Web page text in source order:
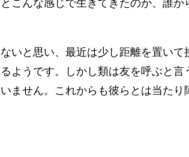
と思い、最近は少し距離を置いて
ようです。しかし類は友を呼ぶと
ません。これからも彼らとは当た